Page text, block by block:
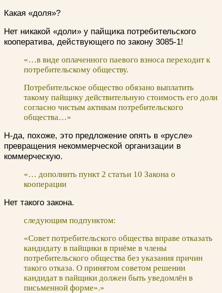
Какая «доля»?
Нет никакой «доли» у пайщика потребительского
кооператива, действующего по закону 3085-1!
«…в виде оплаченного паевого взноса переходит к
потребительскому обществу.
Потребительское общество обязано выплатить
такому пайщику действительную стоимость его доли
согласно чистым активам потребительского
общества…»
Н-да, похоже, это предложение опять в «русле»
превращения некоммерческой организации в
коммерческую.
«… дополнить пункт 2 статьи 10 Закона о
кооперации
Нет такого закона.
следующим подпунктом:
«Совет потребительского общества вправе отказать
кандидату в пайщики в приёме в члены
потребительского общества без указания причин
такого отказа. О принятом советом решении
кандидат в пайщики должен быть уведомлён в
письменной форме».»